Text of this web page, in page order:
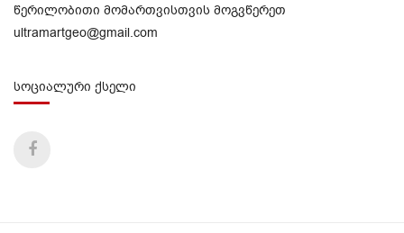
წერილობითი მომართვისთვის მოგვწერეთ
ultramartgeo@gmail.com
სოციალური ქსელი